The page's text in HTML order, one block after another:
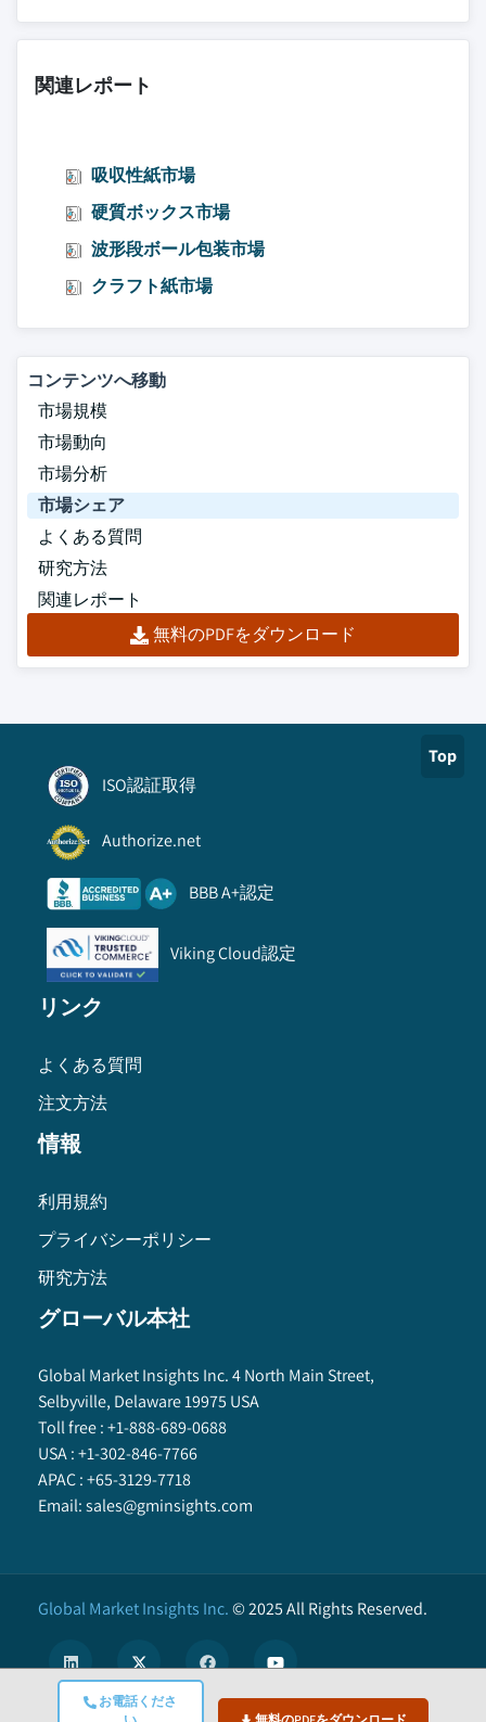
お電話くださ
関連レポート
吸収性紙市場
硬質ボックス市場
波形段ボール包装市場
クラフト紙市場
コンテンツへ移動
市場規模
市場動向
市場分析
市場シェア
よくある質問
研究方法
関連レポート
無料のPDFをダウンロード
Top
ISO認証取得
Authorize.net
BBB A+認定
Viking Cloud認定
リンク
よくある質問
注文方法
情報
利用規約
プライバシーポリシー
研究方法
グローバル本社
Global Market Insights Inc. 4 North Main Street,
Selbyville, Delaware 19975 USA
Toll free :+1-888-689-0688
USA :+1-302-846-7766
APAC :+65-3129-7718
Email:sales@gminsights.com
Global Market Insights Inc.©2025All Rights Reserved.